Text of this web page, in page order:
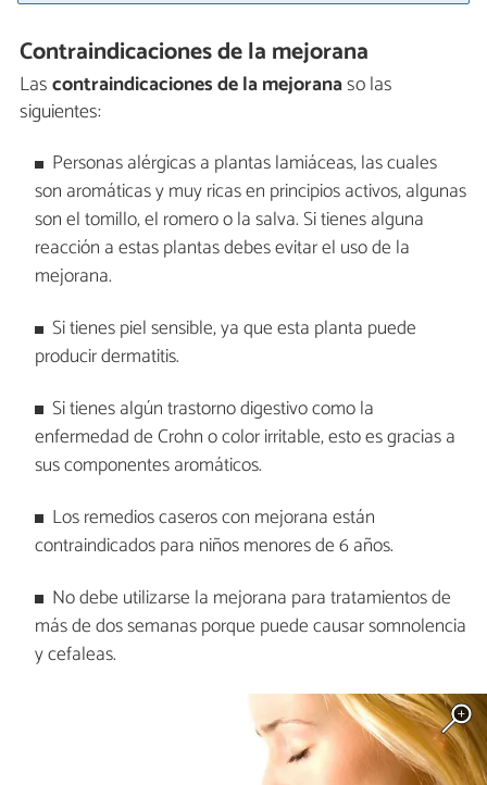
Contraindicaciones de la mejorana
Lascontraindicaciones de la mejoranaso las
siguientes:
Personas alérgicas a plantas lamiáceas, las cuales
son aromáticas y muy ricas en principios activos, algunas
son el tomillo, el romero o la salva. Si tienes alguna
reacción a estas plantas debes evitar el uso de la
mejorana.
Si tienes piel sensible, ya que esta planta puede
producir dermatitis.
Si tienes algún trastorno digestivo como la
enfermedad de Crohn o color irritable, esto es gracias a
sus componentes aromáticos.
Los remedios caseros con mejorana están
contraindicados para niños menores de 6 años.
No debe utilizarse la mejorana para tratamientos de
más de dos semanas porque puede causar somnolencia
y cefaleas.